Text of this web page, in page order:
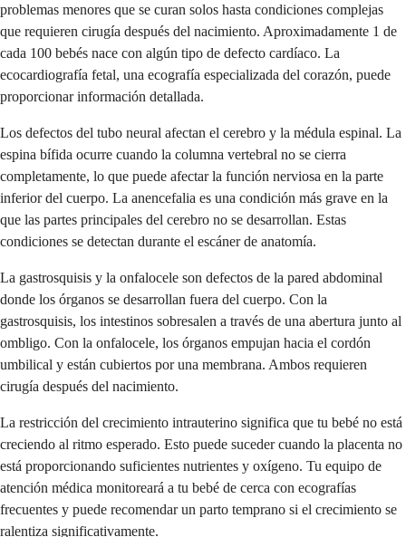
problemas menores que se curan solos hasta condiciones complejas
que requieren cirugía después del nacimiento. Aproximadamente 1 de
cada 100 bebés nace con algún tipo de defecto cardíaco. La
ecocardiografía fetal, una ecografía especializada del corazón, puede
proporcionar información detallada.
Los defectos del tubo neural afectan el cerebro y la médula espinal. La
espina bífida ocurre cuando la columna vertebral no se cierra
completamente, lo que puede afectar la función nerviosa en la parte
inferior del cuerpo. La anencefalia es una condición más grave en la
que las partes principales del cerebro no se desarrollan. Estas
condiciones se detectan durante el escáner de anatomía.
La gastrosquisis y la onfalocele son defectos de la pared abdominal
donde los órganos se desarrollan fuera del cuerpo. Con la
gastrosquisis, los intestinos sobresalen a través de una abertura junto al
ombligo. Con la onfalocele, los órganos empujan hacia el cordón
umbilical y están cubiertos por una membrana. Ambos requieren
cirugía después del nacimiento.
La restricción del crecimiento intrauterino significa que tu bebé no está
creciendo al ritmo esperado. Esto puede suceder cuando la placenta no
está proporcionando suficientes nutrientes y oxígeno. Tu equipo de
atención médica monitoreará a tu bebé de cerca con ecografías
frecuentes y puede recomendar un parto temprano si el crecimiento se
ralentiza significativamente.